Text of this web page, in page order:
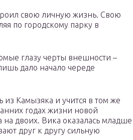
свою личную жизнь. Свою
по городскому парку в
глазу черты внешности –
дало начало череде
из Камызяка и учится в том же
годах жизни новой
двоих. Вика оказалась младше
друг к другу сильную